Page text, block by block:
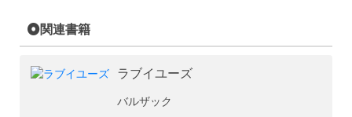
関連書籍
ラブイユーズ
バルザック